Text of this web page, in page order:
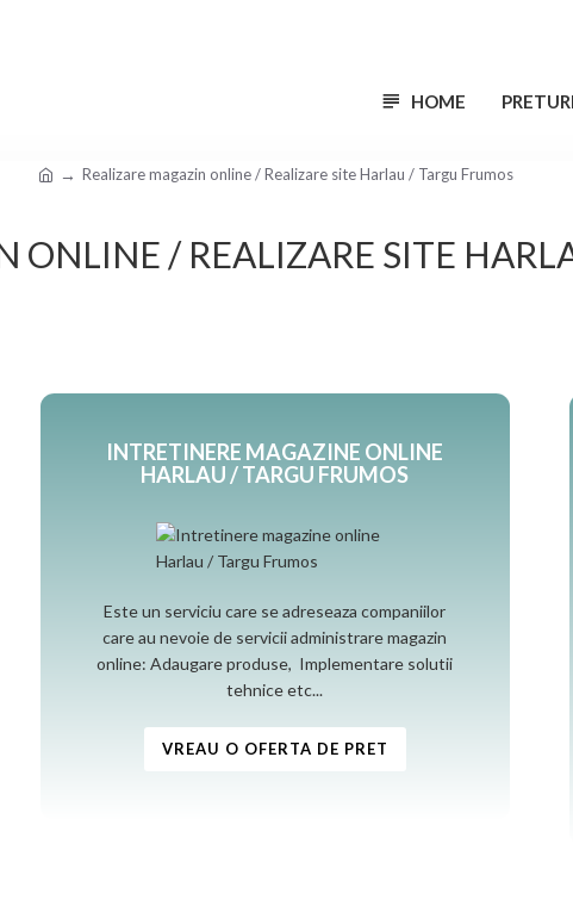
HOME PRETURI
Realizare magazin online / Realizare site Harlau / Targu Frumos
ONLINE / REALIZARE SITE
INTRETINERE MAGAZINE ONLINE
HARLAU / TARGU FRUMOS
Este un serviciu care se adreseaza companiilor
care au nevoie de servicii administrare magazin
online: Adaugare produse, Implementare solutii
tehnice etc...
VREAU O OFERTA DE PRET